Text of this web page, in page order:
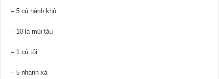
– 5 củ hành khô
– 10 lá mùi tàu
– 1 củ tỏi
– 5 nhánh xả